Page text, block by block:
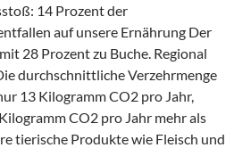
14 Prozent der
auf unsere Ernährung Der
28 Prozent zu Buche. Regional
durchschnittliche Verzehrmenge
13 Kilogramm CO2 pro Jahr,
CO2 pro Jahr mehr als
tierische Produkte wie Fleisch und